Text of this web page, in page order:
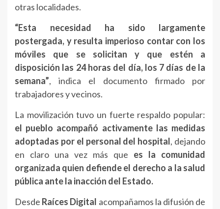
otras localidades.
“Esta necesidad ha sido largamente
postergada, y resulta imperioso contar con los
móviles que se solicitan y que estén a
disposición las 24 horas del día, los 7 días de la
semana”, indica el documento firmado por
trabajadores y vecinos.
La movilización tuvo un fuerte respaldo popular:
el pueblo acompañó activamente las medidas
adoptadas por el personal del hospital, dejando
en claro una vez más que es la comunidad
organizada quien defiende el derecho a la salud
pública ante la inacción del Estado.
Desde Raíces Digital acompañamos la difusión de